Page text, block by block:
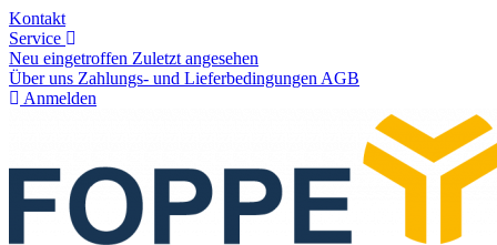
Kontakt
Service
Neu eingetroffen Zuletzt angesehen
Über uns Zahlungs- und Lieferbedingungen AGB
Anmelden